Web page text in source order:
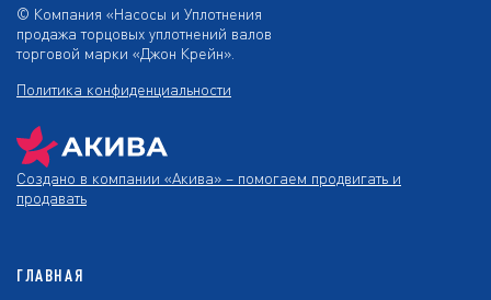
© Компания «Насосы и Уплотнения
продажа торцовых уплотнений валов
торговой марки «Джон Крейн».
Политика конфиденциальности
Создано в компании «Акива» – помогаем продвигать и
продавать
ГЛАВНАЯ